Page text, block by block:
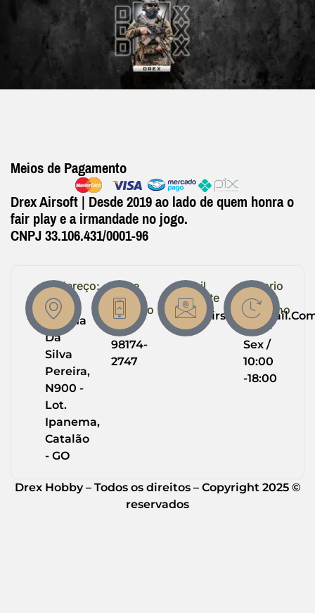
Meios de Pagamento
Drex Airsoft | Desde 2019 ao lado de quem honra o
fair play e a irmandade no jogo.
CNPJ 33.106.431/0001-96
Endereço:
R.
Helena
Da
Silva
Pereira,
N900 -
Lot.
Ipanema,
Catalão
- GO
Entre
em
Contato
(64)
98174-
2747
Email
Suporte
Horario
de
Trabalho
Seg -
Sex /
10:00
-18:00
Drex Hobby – Todos os direitos – Copyright 2025 ©
reservados